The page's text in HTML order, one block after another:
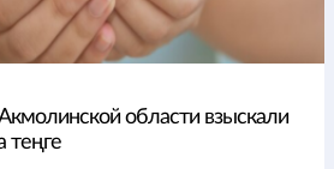
области взыскали
теңге